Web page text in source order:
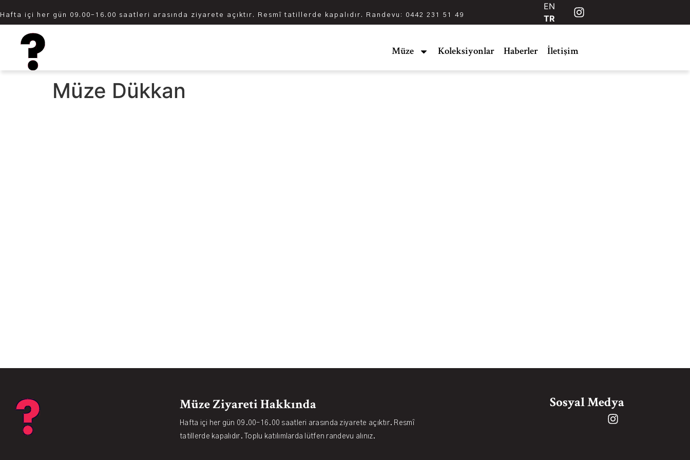
Hafta içi her gün 09.00–16.00 saatleri arasında ziyarete açıktır. Resmî tatillerde kapalıdır. Randevu: 0442 231 51 49
EN
TR
Müze Koleksiyonlar Haberler İletişim
Müze Dükkan
Müze Ziyareti Hakkında
Hafta içi her gün 09.00–16.00 saatleri arasında ziyarete açıktır. Resmî
tatillerde kapalıdır. Toplu katılımlarda lütfen randevu alınız.
Sosyal Medya